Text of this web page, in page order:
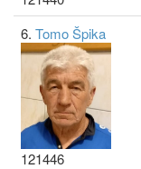
6. Tomo Špika
121446